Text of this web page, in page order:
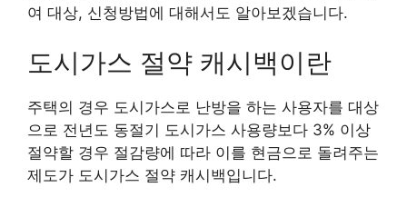
여 대상, 신청방법에 대해서도 알아보겠습니다.
도시가스 절약 캐시백이란
주택의 경우 도시가스로 난방을 하는 사용자를 대상
으로 전년도 동절기 도시가스 사용량보다 3% 이상
절약할 경우 절감량에 따라 이를 현금으로 돌려주는
제도가 도시가스 절약 캐시백입니다.